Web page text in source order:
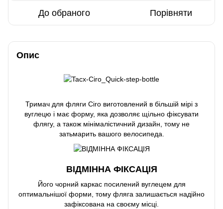
До обраного Порівняти
Опис
Тримач для фляги Ciro виготовлений в більшій мірі з
вуглецю і має форму, яка дозволяє щільно фіксувати
флягу, а також мінімалістичний дизайн, тому не
затьмарить вашого велосипеда.
ВІДМІННА ФІКСАЦІЯ
Його чорний каркас посилений вуглецем для
оптимальнішої форми, тому фляга залишається надійно
зафіксована на своєму місці.